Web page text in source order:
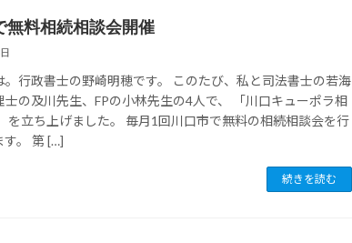
無料相続相談会開催
。行政書士の野崎明穂です。 このたび、私と司法書士の若海
士の及川先生、FPの小林先生の4人で、 「川口キューポラ相
を立ち上げました。 毎月1回川口市で無料の相続相談会を行
す。 第 […]
続きを読む